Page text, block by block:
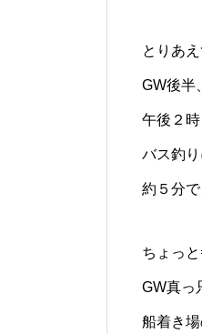
とりあ
GW後半
午後２
バス釣
約５分
ちょっ
GW真っ
船着き